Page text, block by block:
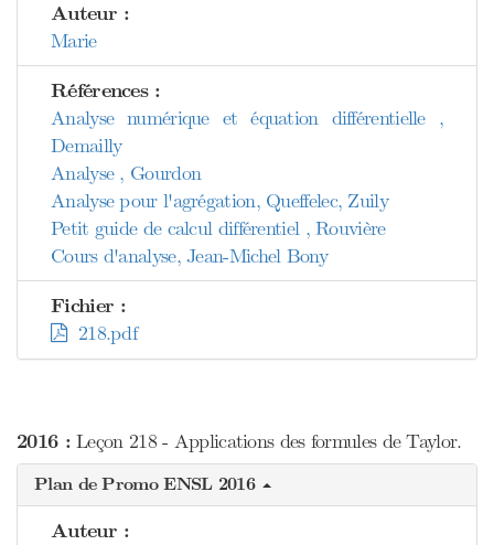
Auteur :
Marie
Références :
Analyse numérique et équation différentielle ,
Demailly
Analyse , Gourdon
Analyse pour l'agrégation, Queffelec, Zuily
Petit guide de calcul différentiel , Rouvière
Cours d'analyse, Jean-Michel Bony
Fichier :
218.pdf
2016 :Leçon 218 - Applications des formules de Taylor.
Plan de Promo ENSL 2016
Auteur :